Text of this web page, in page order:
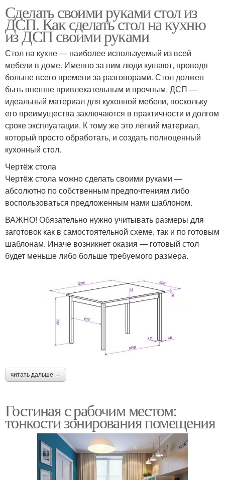
Сделать своими руками стол из
ДСП. Как сделать стол на кухню
из ДСП своими руками
Стол на кухне — наиболее используемый из всей
мебели в доме. Именно за ним люди кушают, проводя
больше всего времени за разговорами. Стол должен
быть внешне привлекательным и прочным. ДСП —
идеальный материал для кухонной мебели, поскольку
его преимущества заключаются в практичности и долгом
сроке эксплуатации. К тому же это лёгкий материал,
который просто обработать, и создать полноценный
кухонный стол.
Чертёж стола
Чертёж стола можно сделать своими руками —
абсолютно по собственным предпочтениям либо
воспользоваться предложенным нами шаблоном.
ВАЖНО! Обязательно нужно учитывать размеры для
заготовок как в самостоятельной схеме, так и по готовым
шаблонам. Иначе возникнет оказия — готовый стол
будет меньше либо больше требуемого размера.
читать дальше →
Гостиная с рабочим местом:
тонкости зонирования помещения